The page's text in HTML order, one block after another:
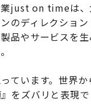
just on timeは
のディレクショ
品やサービスを
ています。世界
をズバリと表現